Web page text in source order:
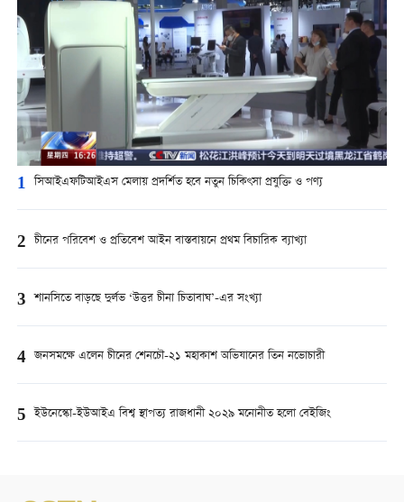
1 সিআইএফটিআইএস মেলায় প্রদর্শিত হবে নতুন চিকিৎসা প্রযুক্তি ও পণ্য
2 চীনের পরিবেশ ও প্রতিবেশ আইন বাস্তবায়নে প্রথম বিচারিক ব্যাখ্যা
3 শানসিতে বাড়ছে দুর্লভ ‘উত্তর চীনা চিতাবাঘ’-এর সংখ্যা
4 জনসমক্ষে এলেন চীনের শেনচৌ-২১ মহাকাশ অভিযানের তিন নভোচারী
5 ইউনেস্কো-ইউআইএ বিশ্ব স্থাপত্য রাজধানী ২০২৯ মনোনীত হলো বেইজিং